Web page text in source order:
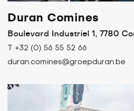
Duran Comines
Boulevard Industriel 1, 7780
T +32 (0) 56 55 52 66
duran.comines@groepduran.be